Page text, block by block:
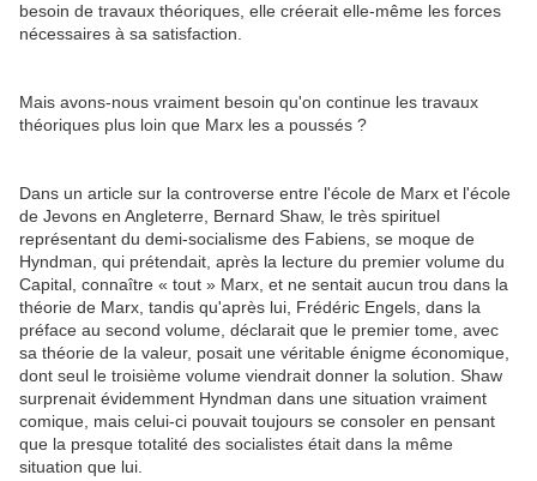
besoin de travaux théoriques, elle créerait elle-même les forces
nécessaires à sa satisfaction.
Mais avons-nous vraiment besoin qu'on continue les travaux
théoriques plus loin que Marx les a poussés ?
Dans un article sur la controverse entre l'école de Marx et l'école
de Jevons en Angleterre, Bernard Shaw, le très spirituel
représentant du demi-socialisme des Fabiens, se moque de
Hyndman, qui prétendait, après la lecture du premier volume du
Capital, connaître « tout » Marx, et ne sentait aucun trou dans la
théorie de Marx, tandis qu'après lui, Frédéric Engels, dans la
préface au second volume, déclarait que le premier tome, avec
sa théorie de la valeur, posait une véritable énigme économique,
dont seul le troisième volume viendrait donner la solution. Shaw
surprenait évidemment Hyndman dans une situation vraiment
comique, mais celui-ci pouvait toujours se consoler en pensant
que la presque totalité des socialistes était dans la même
situation que lui.